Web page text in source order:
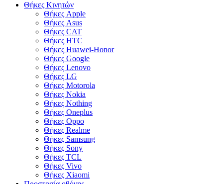
Θήκες Κινητών
Θήκες Apple
Θήκες Asus
Θήκες CAT
Θήκες HTC
Θήκες Huawei-Honor
Θήκες Google
Θήκες Lenovo
Θήκες LG
Θήκες Motorola
Θήκες Nokia
Θήκες Nothing
Θήκες Oneplus
Θήκες Oppo
Θήκες Realme
Θήκες Samsung
Θήκες Sony
Θήκες TCL
Θήκες Vivo
Θήκες Xiaomi